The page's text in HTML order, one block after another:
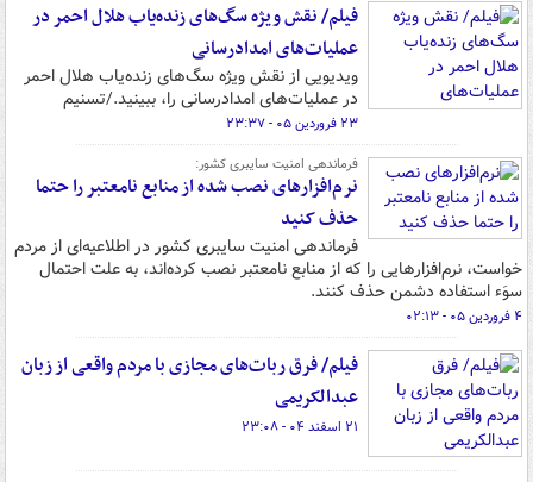
فیلم/ نقش ویژه سگ‌های زنده‌یاب هلال احمر در
عملیات‌های امدادرسانی
ویدیویی از نقش ویژه سگ‌های زنده‌یاب هلال احمر
در عملیات‌های امدادرسانی را، ببینید./تسنیم
۲۳ فروردین ۰۵ - ۲۳:۳۷
فرماندهی امنیت سایبری کشور:
نرم‌افزارهای نصب شده از منابع نامعتبر را حتما
حذف کنید
فرماندهی امنیت سایبری کشور در اطلاعیه‌ای از مردم
خواست، نرم‌افزارهایی را که از منابع نامعتبر نصب کرده‌اند، به علت احتمال
سوَء استفاده دشمن حذف کنند.
۴ فروردین ۰۵ - ۰۲:۱۳
فیلم/ فرق ربات‌های مجازی با مردم واقعی از زبان
عبدالکریمی
۲۱ اسفند ۰۴ - ۲۳:۰۸